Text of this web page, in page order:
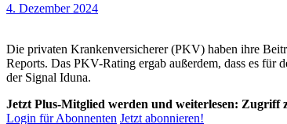
4. Dezember 2024
Die privaten Krankenversicherer (PKV) haben ihre
Reports. Das PKV-Rating ergab außerdem, dass es für
der Signal Iduna.
Jetzt Plus-Mitglied werden und weiterlesen: Zugriff
Login für Abonnenten Jetzt abonnieren!